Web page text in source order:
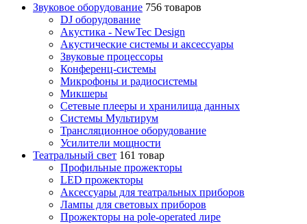
Звуковое оборудование 756 товаров
DJ оборудование
Акустика - NewTec Design
Акустические системы и аксессуары
Звуковые процессоры
Конференц-системы
Микрофоны и радиосистемы
Микшеры
Сетевые плееры и хранилища данных
Системы Мультирум
Трансляционное оборудование
Усилители мощности
Театральный свет 161 товар
Профильные прожекторы
LED прожекторы
Аксессуары для театральных приборов
Лампы для световых приборов
Прожекторы на pole-operated лире